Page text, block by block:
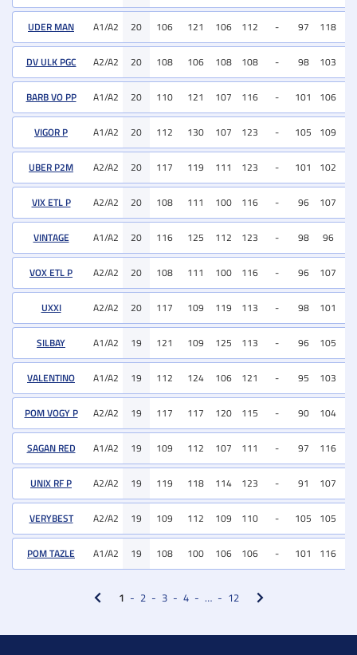
UDER MAN A1/A2 20 106 121 106 112 - 97 118
DV ULK PGC A2/A2 20 108 106 108 108 - 98 103
BARB VO PP A1/A2 20 110 121 107 116 - 101 106
VIGOR P A1/A2 20 112 130 107 123 - 105 109
UBER P2M A2/A2 20 117 119 111 123 - 101 102
VIX ETL P A2/A2 20 108 111 100 116 - 96 107
VINTAGE A1/A2 20 116 125 112 123 - 98 96
VOX ETL P A2/A2 20 108 111 100 116 - 96 107
UXXI A2/A2 20 117 109 119 113 - 98 101
SILBAY A1/A2 19 121 109 125 113 - 96 105
VALENTINO A1/A2 19 112 124 106 121 - 95 103
POM VOGY P A2/A2 19 117 117 120 115 - 90 104
SAGAN RED A1/A2 19 109 112 107 111 - 97 116
UNIX RF P A2/A2 19 119 118 114 123 - 91 107
VERYBEST A2/A2 19 109 112 109 110 - 105 105
POM TAZLE A1/A2 19 108 100 106 106 - 101 116
1 2 3 4 … 12